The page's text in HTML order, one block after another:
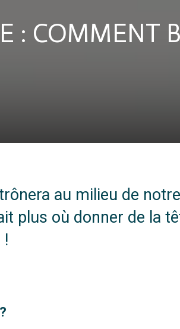
: COMMENT
au milieu de
plus où donner de la